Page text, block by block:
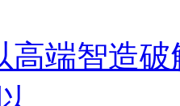
高端智造